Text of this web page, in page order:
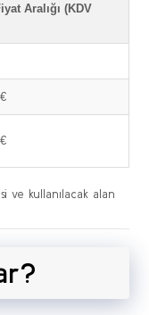
Aralığı (KDV
ve kullanılacak alan